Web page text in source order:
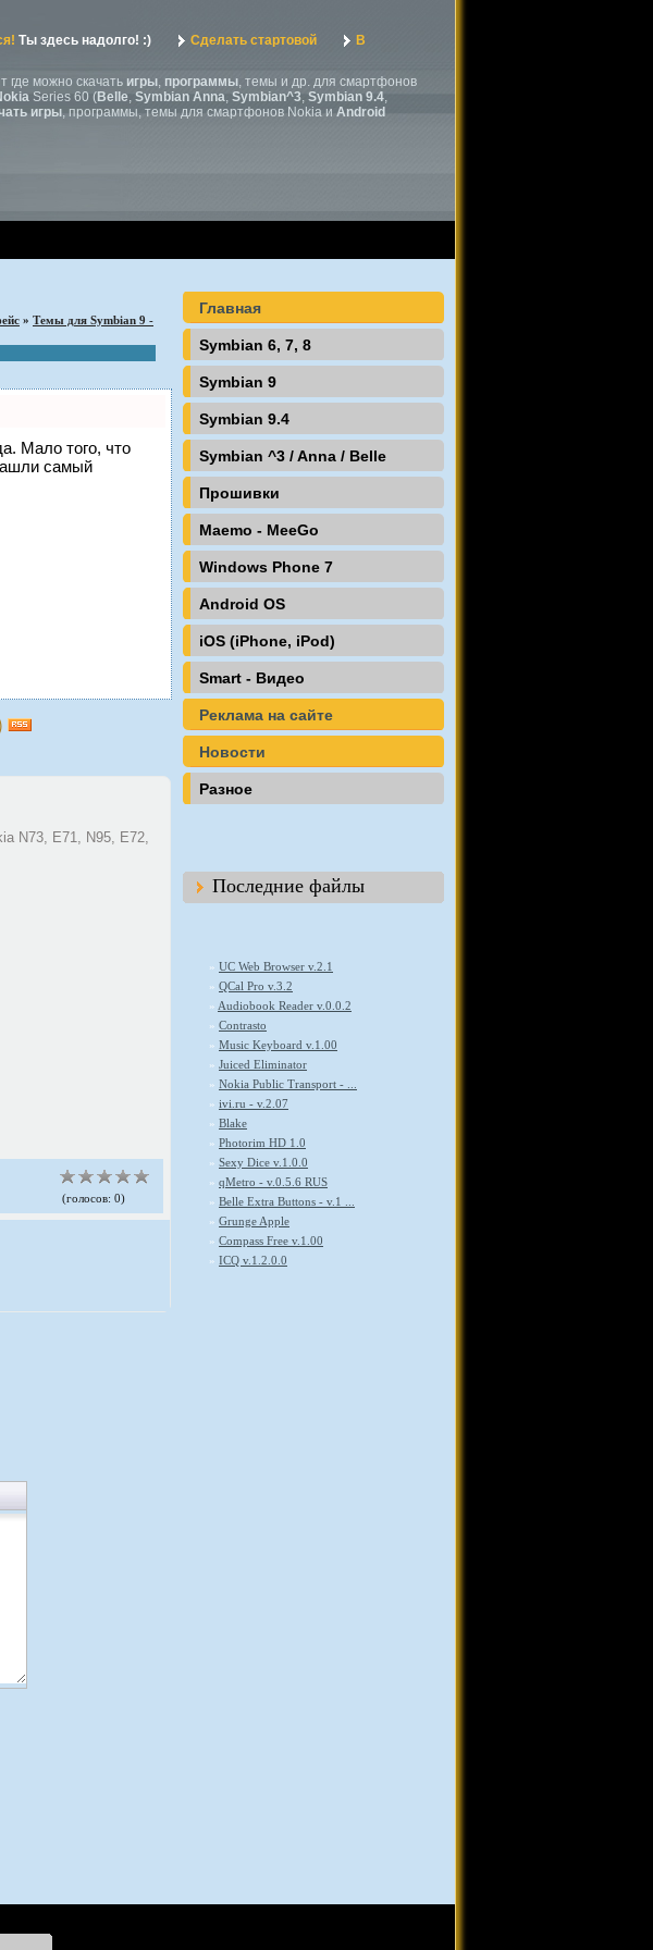
Ты здесь надолго! :) Сделать стартовой
В
где можно скачать игры, программы, темы и др. для смартфонов
Series 60 (Belle, Symbian Anna, Symbian^3, Symbian 9.4,
игры, программы, темы для смартфонов Nokia и Android
» Темы для Symbian 9 -
Мало того, что
самый
N73, E71, N95, E72,
(голосов: 0)
Главная
Symbian 6, 7, 8
Symbian 9
Symbian 9.4
Symbian ^3 / Anna / Belle
Прошивки
Maemo - MeeGo
Windows Phone 7
Android OS
iOS (iPhone, iPod)
Smart - Видео
Реклама на сайте
Новости
Разное
Последние файлы
» UC Web Browser v.2.1
» QCal Pro v.3.2
» Audiobook Reader v.0.0.2
» Contrasto
» Music Keyboard v.1.00
» Juiced Eliminator
» Nokia Public Transport - ...
» ivi.ru - v.2.07
» Blake
» Photorim HD 1.0
» Sexy Dice v.1.0.0
» qMetro - v.0.5.6 RUS
» Belle Extra Buttons - v.1 ...
» Grunge Apple
» Compass Free v.1.00
» ICQ v.1.2.0.0